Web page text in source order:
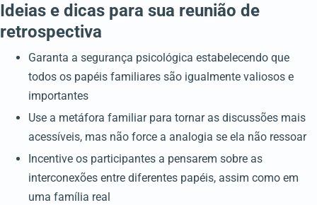
Ideias e dicas para sua reunião de
retrospectiva
Garanta a segurança psicológica estabelecendo que
todos os papéis familiares são igualmente valiosos e
importantes
Use a metáfora familiar para tornar as discussões mais
acessíveis, mas não force a analogia se ela não ressoar
Incentive os participantes a pensarem sobre as
interconexões entre diferentes papéis, assim como em
uma família real